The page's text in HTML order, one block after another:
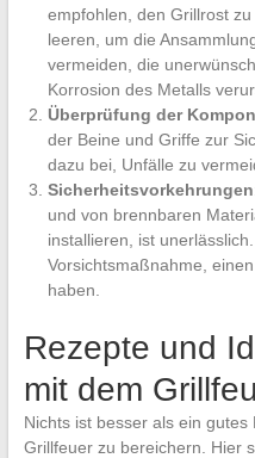
empfohlen, den Grillrost
leeren, um die
vermeiden, die
Korrosion des Metalls
Überprüfung der
der Beine und Griffe zur
dazu bei, Unfälle zu
Sicherheitsvorkehrungen
und von brennbaren
installieren, ist
Vorsichtsmaßnahme,
haben.
Rezepte und
mit dem
Nichts ist besser als ein
Grillfeuer zu bereichern. Hier